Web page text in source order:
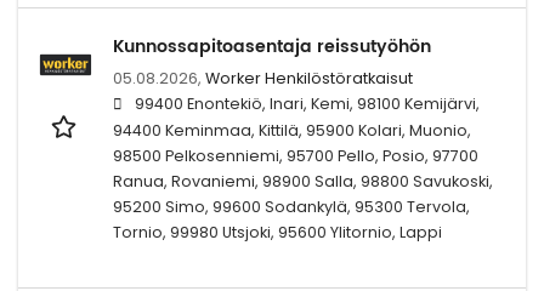
Kunnossapitoasentaja reissutyöhön
05.08.2026, Worker Henkilöstöratkaisut
99400 Enontekiö, Inari, Kemi, 98100 Kemijärvi,
94400 Keminmaa, Kittilä, 95900 Kolari, Muonio,
98500 Pelkosenniemi, 95700 Pello, Posio, 97700
Ranua, Rovaniemi, 98900 Salla, 98800 Savukoski,
95200 Simo, 99600 Sodankylä, 95300 Tervola,
Tornio, 99980 Utsjoki, 95600 Ylitornio, Lappi